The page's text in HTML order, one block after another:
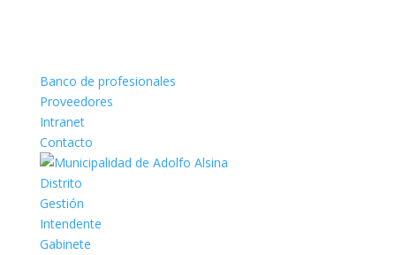
Banco de profesionales
Proveedores
Intranet
Contacto
Distrito
Gestión
Intendente
Gabinete